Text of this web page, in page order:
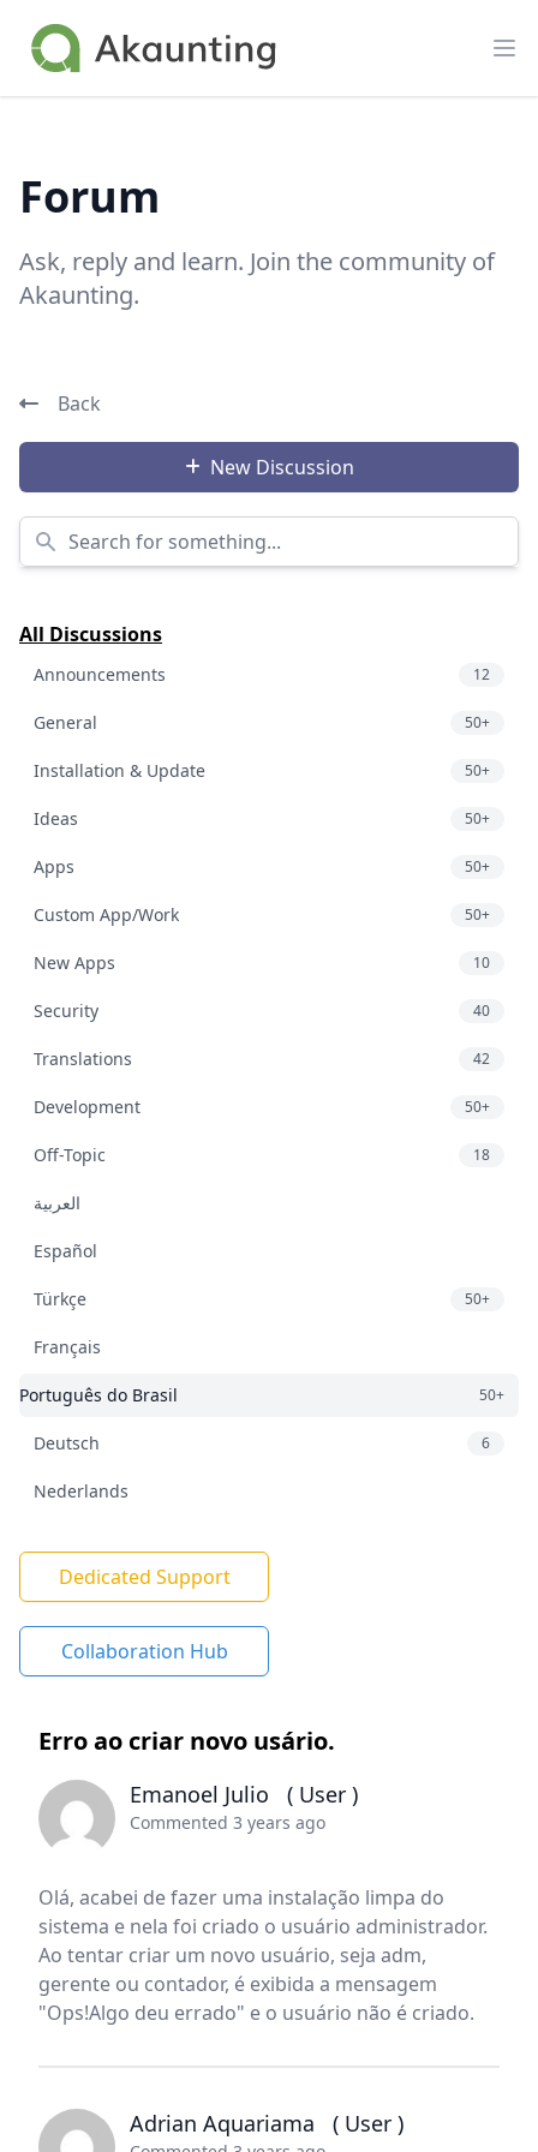
Akaunting
Forum
Ask, reply and learn. Join the community of
Akaunting.
Back
New Discussion
Search for something...
All Discussions
Announcements 12
General 50+
Installation & Update 50+
Ideas 50+
Apps 50+
Custom App/Work 50+
New Apps 10
Security 40
Translations 42
Development 50+
Off-Topic 18
العربية
Español
Türkçe 50+
Français
Português do Brasil 50+
Deutsch 6
Nederlands
Dedicated Support
Collaboration Hub
Erro ao criar novo usário.
Emanoel Julio ( User )
Commented 3 years ago
Olá, acabei de fazer uma instalação limpa do
sistema e nela foi criado o usuário administrador.
Ao tentar criar um novo usuário, seja adm,
gerente ou contador, é exibida a mensagem
"Ops!Algo deu errado" e o usuário não é criado.
Adrian Aquariama ( User )